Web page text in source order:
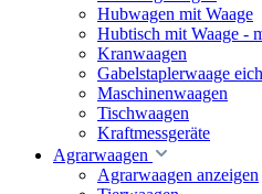
Hubwagen mit Waage
Hubtisch mit Waage -
Kranwaagen
Gabelstaplerwaage
Maschinenwaagen
Tischwaagen
Kraftmessgeräte
Agrarwaagen
Agrarwaagen anzeigen